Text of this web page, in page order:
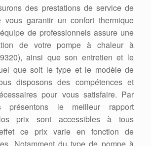
des prestations de service de
garantir un confort thermique
de professionnels assure une
de votre pompe à chaleur à
ainsi que son entretien et le
que soit le type et le modèle de
disposons des compétences et
pour vous satisfaire. Par
présentons le meilleur rapport
prix sont accessibles à tous
ce prix varie en fonction de
Notamment du type de pompe à